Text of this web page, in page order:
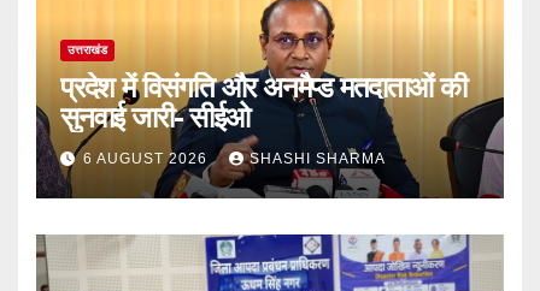
उत्तराखंड
प्रदेश में विसंगति और अनमैप्ड मतदाताओं की
सुनवाई जारी- सीईओ
6 AUGUST 2026 SHASHI SHARMA